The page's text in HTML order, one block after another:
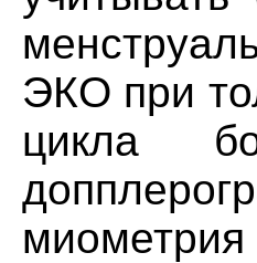
ЭКО при
цикла
миометрия